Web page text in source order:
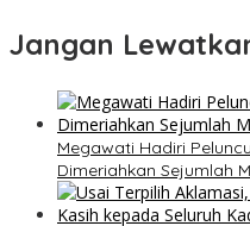
Jangan
Megawati Hadiri
Dimeriahkan Sejumlah